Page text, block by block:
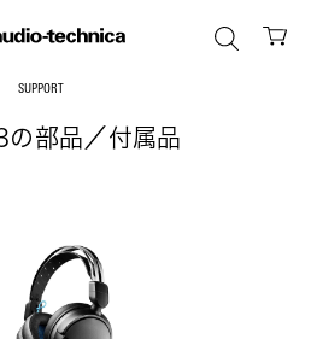
SUPPORT
部品／付属品